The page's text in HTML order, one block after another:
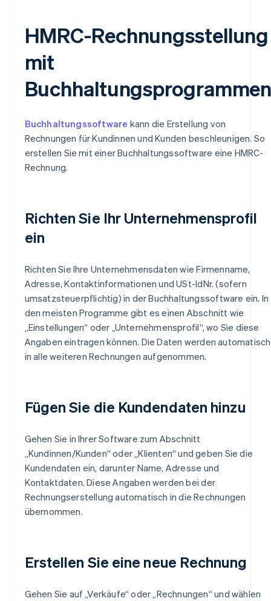
HMRC-Rechnungsstellung
mit
Buchhaltungssoftware kann die Erstellung von
Rechnungen für Kundinnen und Kunden beschleunigen. So
erstellen Sie mit einer Buchhaltungssoftware eine HMRC-
Rechnung.
Richten Sie Ihr Unternehmensprofil
ein
Richten Sie Ihre Unternehmensdaten wie Firmenname,
Adresse, Kontaktinformationen und USt-IdNr. (sofern
umsatzsteuerpflichtig) in der Buchhaltungssoftware ein. In
den meisten Programme gibt es einen Abschnitt wie
„Einstellungen“ oder „Unternehmensprofil“, wo Sie diese
Angaben eintragen können. Die Daten werden automatisch
in alle weiteren Rechnungen aufgenommen.
Fügen Sie die Kundendaten hinzu
Gehen Sie in Ihrer Software zum Abschnitt
„Kundinnen/Kunden“ oder „Klienten“ und geben Sie die
Kundendaten ein, darunter Name, Adresse und
Kontaktdaten. Diese Angaben werden bei der
Rechnungserstellung automatisch in die Rechnungen
übernommen.
Erstellen Sie eine neue Rechnung
Gehen Sie auf „Verkäufe“ oder „Rechnungen“ und wählen